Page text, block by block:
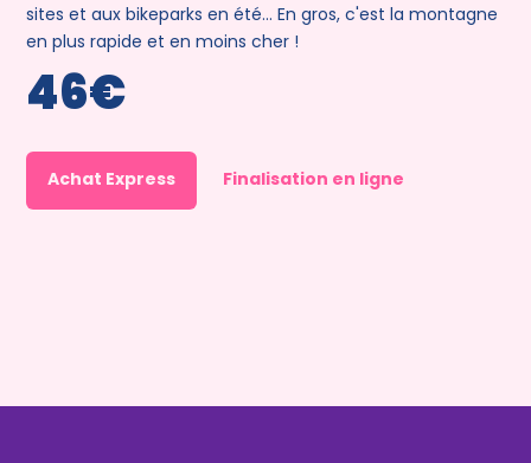
sites et aux bikeparks en été... En gros, c'est la montagne
en plus rapide et en moins cher !
46€
Achat Express Finalisation en ligne